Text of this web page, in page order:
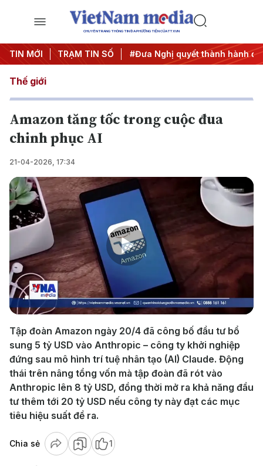
CHUYÊN TRANG THÔNG TIN ĐA PHƯƠNG TIỆN CỦA TTXVN
TIN MỚI TRẠM TIN SỐ
ương 3 #APEC 2027 #Đưa Nghị quyết thành hành
Thế giới
Amazon tăng tốc trong cuộc đua
chinh phục AI
21-04-2026, 17:34
Play
Video
Tập đoàn Amazon ngày 20/4 đã công bố đầu tư bổ
sung 5 tỷ USD vào Anthropic – công ty khởi nghiệp
đứng sau mô hình trí tuệ nhân tạo (AI) Claude. Động
thái trên nâng tổng vốn mà tập đoàn đã rót vào
Anthropic lên 8 tỷ USD, đồng thời mở ra khả năng đầu
tư thêm tới 20 tỷ USD nếu công ty này đạt các mục
tiêu hiệu suất đề ra.
Chia sẻ 1